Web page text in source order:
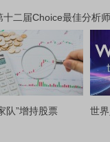
十二届Choice最佳分析师
队”增持股票 世